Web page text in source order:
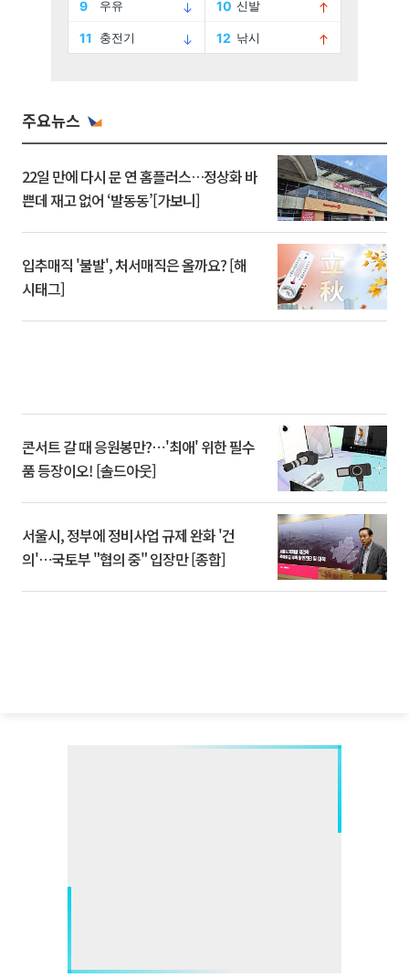
주요뉴스
22일 만에 다시 문 연 홈플러스…정상화 바
쁜데 재고 없어 ‘발동동’[가보니]
입추매직 '불발', 처서매직은 올까요? [해
시태그]
콘서트 갈 때 응원봉만?⋯'최애' 위한 필수
품 등장이오! [솔드아웃]
서울시, 정부에 정비사업 규제 완화 '건
의'⋯국토부 "협의 중" 입장만 [종합]